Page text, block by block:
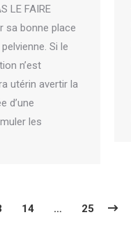
LE FAIRE
sa bonne place
Si le
n’est
utérin avertir la
d’une
les
14 … 25